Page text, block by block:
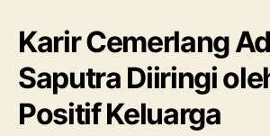
Karir Cemerlang
Saputra Diiringi
Positif Keluarga